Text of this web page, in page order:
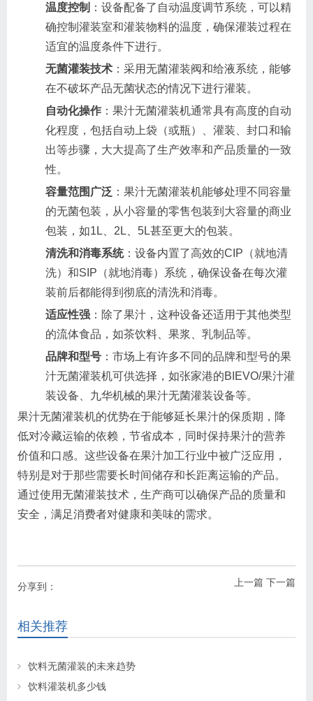
温度控制 ：设备配备了自动温度调节系统，可以精
确控制灌装室和灌装物料的温度，确保灌装过程在
适宜的温度条件下进行。
无菌灌装技术 ：采用无菌灌装阀和给液系统，能够
在不破坏产品无菌状态的情况下进行灌装。
自动化操作 ：果汁无菌灌装机通常具有高度的自动
化程度，包括自动上袋（或瓶）、灌装、封口和输
出等步骤，大大提高了生产效率和产品质量的一致
性。
容量范围广泛 ：果汁无菌灌装机能够处理不同容量
的无菌包装，从小容量的零售包装到大容量的商业
包装，如1L、2L、5L甚至更大的包装。
清洗和消毒系统：设备内置了高效的CIP（就地清
洗）和SIP（就地消毒）系统，确保设备在每次灌
装前后都能得到彻底的清洗和消毒。
适应性强 ：除了果汁，这种设备还适用于其他类型
的流体食品，如茶饮料、果浆、乳制品等。
品牌和型号 ：市场上有许多不同的品牌和型号的果
汁无菌灌装机可供选择，如张家港的BIEVO/果汁灌
装设备、九华机械的果汁无菌灌装设备等。
果汁无菌灌装机的优势在于能够延长果汁的保质期，降
低对冷藏运输的依赖，节省成本，同时保持果汁的营养
价值和口感。这些设备在果汁加工行业中被广泛应用，
特别是对于那些需要长时间储存和长距离运输的产品。
通过使用无菌灌装技术，生产商可以确保产品的质量和
安全，满足消费者对健康和美味的需求。
上一篇 下一篇
分享到：
相关推荐
饮料无菌灌装的未来趋势
饮料灌装机多少钱